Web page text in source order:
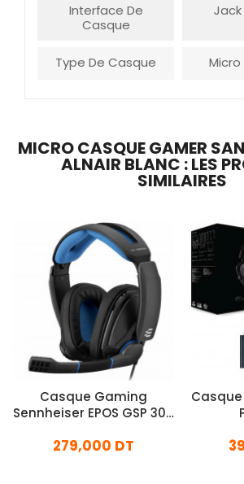
Interface De
Casque
Type De Casque
MICRO CASQUE GAMER
ALNAIR BLANC : LES
SIMILAIRES
Casque Gaming
Sennheiser EPOS GSP 300
279,000 DT